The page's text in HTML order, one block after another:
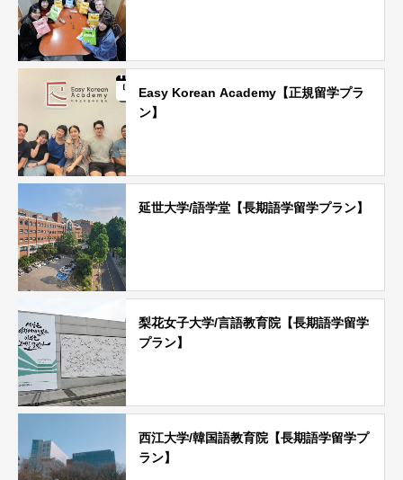
Easy Korean Academy【正規留学プラ
ン】
延世大学/語学堂【長期語学留学プラン】
梨花女子大学/言語教育院【長期語学留学
プラン】
西江大学/韓国語教育院【長期語学留学プ
ラン】